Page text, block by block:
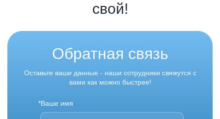
свой!
Обратная связь
Оставьте ваши данные - наши сотрудники свяжутся с
вами как можно быстрее!
*Ваше имя